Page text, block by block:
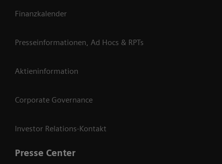
Finanzkalender
Presseinformationen, Ad Hocs & RPTs
Aktieninformation
Corporate Governance
Investor Relations-Kontakt
Presse Center